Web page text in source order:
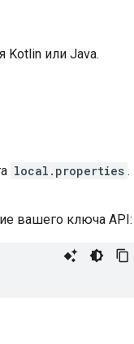
Kotlin или Java.
local.properties .
вашего ключа API: